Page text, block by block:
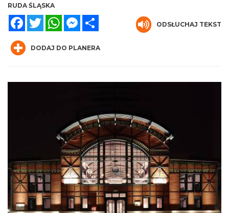
RUDA ŚLĄSKA
FacebookTwitterWhatsAppMessenger
ODSŁUCHAJ TEKST
DODAJ DO PLANERA